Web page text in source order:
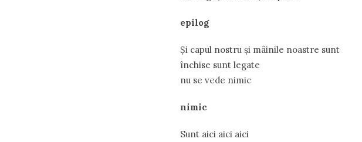
epilog
Şi capul nostru şi mâinile noastre sunt
închise sunt legate
nu se vede nimic
nimic
Sunt aici aici aici